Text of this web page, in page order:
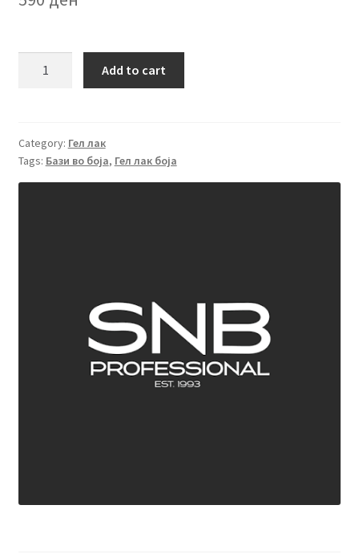
SNB
15
ml.
Add to cart
Category: Гел лак
Tags: Бази во боја, Гел лак боја